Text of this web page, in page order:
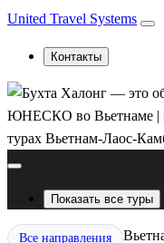
United Travel Systems
Контакты
Показать все туры
Все направления